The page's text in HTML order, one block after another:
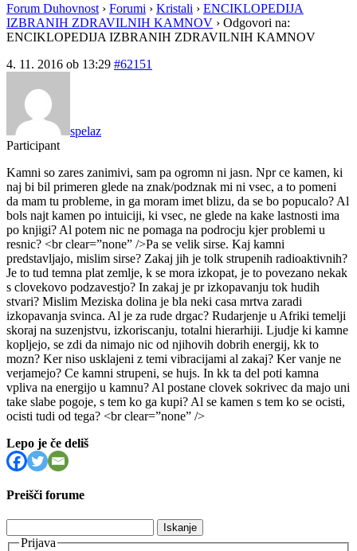
Forum Duhovnost › Forumi › Kristali › ENCIKLOPEDIJA
IZBRANIH ZDRAVILNIH KAMNOV › Odgovori na:
ENCIKLOPEDIJA IZBRANIH ZDRAVILNIH KAMNOV
4. 11. 2016 ob 13:29 #62151
spelaz
Participant
Kamni so zares zanimivi, sam pa ogromn ni jasn. Npr ce kamen, ki
naj bi bil primeren glede na znak/podznak mi ni vsec, a to pomeni
da mam tu probleme, in ga moram imet blizu, da se bo popucalo? Al
bols najt kamen po intuiciji, ki vsec, ne glede na kake lastnosti ima
po knjigi? Al potem nic ne pomaga na podrocju kjer problemi u
resnic? <br clear=”none” />Pa se velik sirse. Kaj kamni
predstavljajo, mislim sirse? Zakaj jih je tolk strupenih radioaktivnih?
Je to tud temna plat zemlje, k se mora izkopat, je to povezano nekak
s clovekovo podzavestjo? In zakaj je pr izkopavanju tok hudih
stvari? Mislim Meziska dolina je bla neki casa mrtva zaradi
izkopavanja svinca. Al je za rude drgac? Rudarjenje u Afriki temelji
skoraj na suzenjstvu, izkoriscanju, totalni hierarhiji. Ljudje ki kamne
kopljejo, se zdi da nimajo nic od njihovih dobrih energij, kk to
mozn? Ker niso usklajeni z temi vibracijami al zakaj? Ker vanje ne
verjamejo? Ce kamni strupeni, se hujs. In kk ta del poti kamna
vpliva na energijo u kamnu? Al postane clovek sokrivec da majo uni
take slabe pogoje, s tem ko ga kupi? Al se kamen s tem ko se ocisti,
ocisti tudi od tega? <br clear=”none” />
Lepo je če deliš
Preišči forume
Prijava